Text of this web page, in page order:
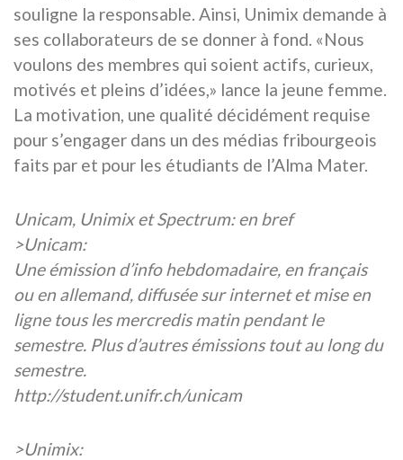
souligne la responsable. Ainsi, Unimix demande à
ses collaborateurs de se donner à fond. «Nous
voulons des membres qui soient actifs, curieux,
motivés et pleins d’idées,» lance la jeune femme.
La motivation, une qualité décidément requise
pour s’engager dans un des médias fribourgeois
faits par et pour les étudiants de l’Alma Mater.
Unicam, Unimix et Spectrum: en bref
>Unicam:
Une émission d’info hebdomadaire, en français
ou en allemand, diffusée sur internet et mise en
ligne tous les mercredis matin pendant le
semestre. Plus d’autres émissions tout au long du
semestre.
http://student.unifr.ch/unicam
>Unimix: